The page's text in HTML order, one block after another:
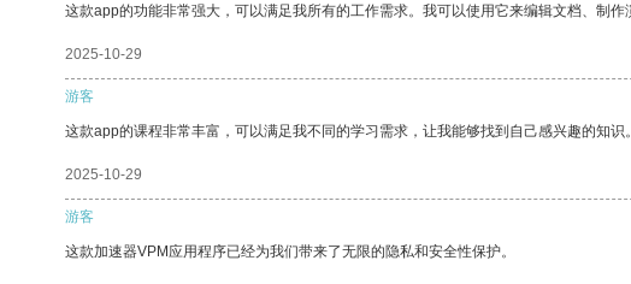
这款app的功能非常强大，可以满足我所有的工作需求。我可以使用它来编辑文档、制作
2025-10-29
游客
这款app的课程非常丰富，可以满足我不同的学习需求，让我能够找到自己感兴趣的知识。
2025-10-29
游客
这款加速器VPM应用程序已经为我们带来了无限的隐私和安全性保护。